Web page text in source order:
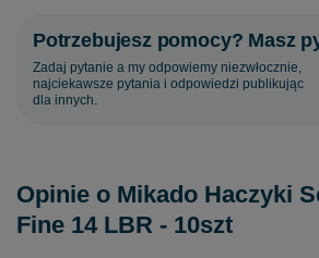
Potrzebujesz pomocy? Masz
Zadaj pytanie a my odpowiemy niezwłocznie,
najciekawsze pytania i odpowiedzi publikując
dla innych.
Opinie o Mikado Haczyki
Fine 14 LBR - 10szt